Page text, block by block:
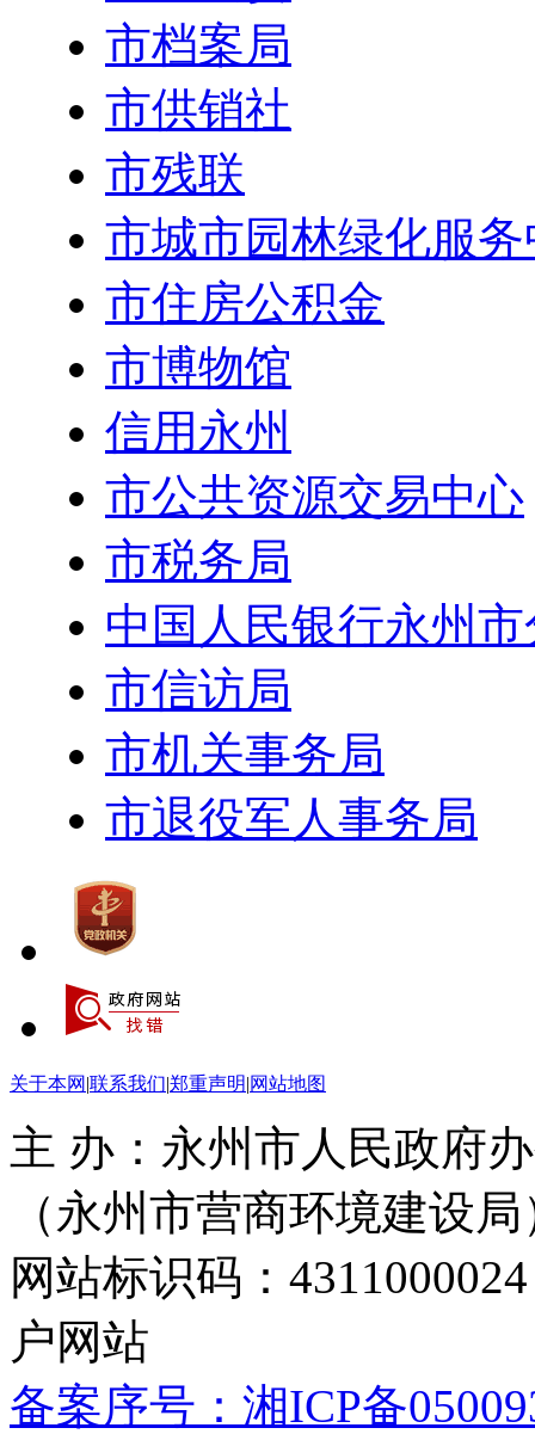
市档案局
市供销社
市残联
市城市园林绿化服
市住房公积金
市博物馆
信用永州
市公共资源交易中心
市税务局
中国人民银行永州
市信访局
市机关事务局
市退役军人事务局
关于本网 |联系我们|郑重声明|网站地图
主 办：永州市人民政府
（永州市营商环境建设局
网站标识码：
户网站
备案序号：湘ICP备